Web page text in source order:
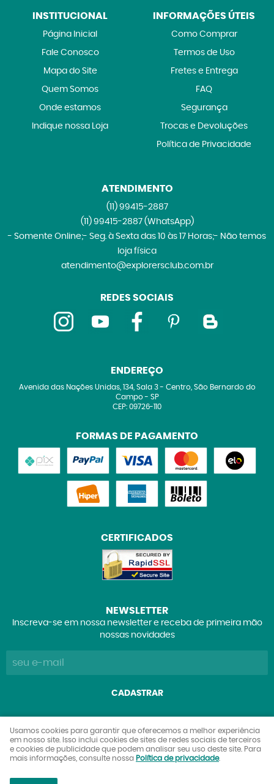
INSTITUCIONAL
Página Inicial
Fale Conosco
Mapa do Site
Quem Somos
Onde estamos
Indique nossa Loja
INFORMAÇÕES ÚTEIS
Como Comprar
Termos de Uso
Fretes e Entrega
FAQ
Segurança
Trocas e Devoluções
Política de Privacidade
ATENDIMENTO
(11)99415-2887
(11)99415-2887 (WhatsApp)
- Somente Online;- Seg. à Sexta das 10 às 17 Horas;- Não temos
loja física
atendimento@explorersclub.com.br
REDES SOCIAIS
ENDEREÇO
Avenida das Nações Unidas, 134, Sala 3- Centro, São Bernardo do
Campo- SP
CEP: 09726-110
FORMAS DE PAGAMENTO
CERTIFICADOS
NEWSLETTER
Inscreva-se em nossa newsletter e receba de primeira mão
nossas novidades
CADASTRAR
Explorers Club Comércio de Brinquedos e Colecionáveis
Ltda
CNPJ: 27.842.089/0001-90
Usamos cookies para garantir que oferecemos a melhor experiência
em nosso site. Isso inclui cookies de sites de redes sociais de terceiros
e cookies de publicidade que podem analisar seu uso deste site. Para
mais informações, consulte nossa Política de privacidade.